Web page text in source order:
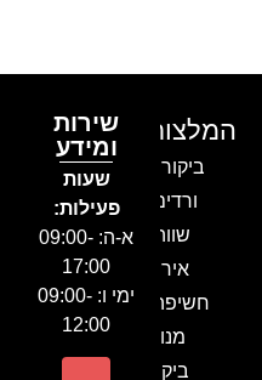
המלצות
ביקור בגן
ורדים –
שווה!!
אירוע
חשיפה- זיו
מנור
ביקור
שירות
ומידע
שעות
פעילות:
א-ה: 09:00-
17:00
ימי ו: 09:00-
12:00